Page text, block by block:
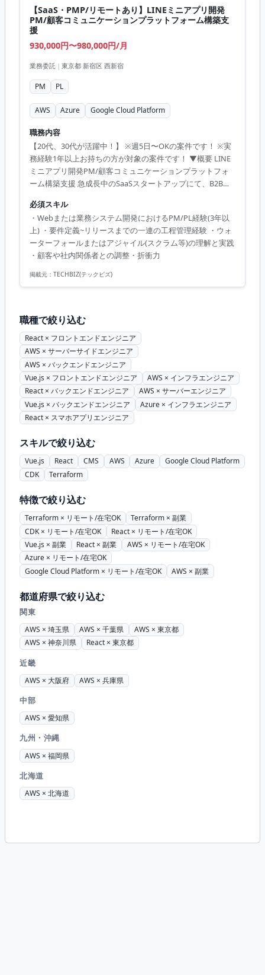
【SaaS・PMP/リモートあり】LINEミニアプリ開発
PM/顧客コミュニケーションプラットフォーム構築支
援
930,000円〜980,000円/月
業務委託 | 東京都 新宿区 西新宿
PM PL
AWS Azure Google Cloud Platform
職務内容
【20代、30代が活躍中！】 ※週5日〜OKの案件です！ ※実
務経験1年以上お持ちの方が対象の案件です！ ▼概要 LINE
ミニアプリ開発PM/顧客コミュニケーションプラットフォ
ーム構築支援 急成長中のSaaSスタートアップにて、B2B向
直下チームにて、LINEミニアプリを中心とした「受託型の
新規開発プロジェクト」を、要件定義からデリバリーまで
一気通貫でリードしていただきます。 ▼条件等 出社：週1,2
日出社/リモートあり 場所：西新宿 精算幅：140h~180h 面
談回数：1-2回 【必須スキル】 ・Webまたは業務システム
開発におけるPM/PL経験(3年以上...
必須スキル
・Webまたは業務システム開発におけるPM/PL経験(3年以
上) ・要件定義~リリースまでの一連の工程管理経験 ・ウォ
ーターフォールまたはアジャイル(スクラム等)の理解と実践
・顧客や社内関係者との調整・折衝力
掲載元： TECHBIZ(テックビズ)
職種で絞り込む
React × フロントエンドエンジニア
AWS × サーバーサイドエンジニア
AWS × バックエンドエンジニア
Vue.js × フロントエンドエンジニア
AWS × インフラエンジニア
React × バックエンドエンジニア
AWS × サーバーエンジニア
Vue.js × バックエンドエンジニア
Azure × インフラエンジニア
React × スマホアプリエンジニア
スキルで絞り込む
Vue.js React CMS AWS Azure
Google Cloud Platform
CDK
Terraform
特徴で絞り込む
Terraform × リモート/在宅OK
Terraform × 副業
CDK × リモート/在宅OK
React × リモート/在宅OK
Vue.js × 副業
React × 副業
AWS × リモート/在宅OK
Azure × リモート/在宅OK
Google Cloud Platform × リモート/在宅OK
AWS × 副業
都道府県で絞り込む
関東
AWS × 埼玉県 AWS × 千葉県
AWS × 東京都
AWS × 神奈川県
React × 東京都
近畿
AWS × 大阪府 AWS × 兵庫県
中部
AWS × 愛知県
九州・沖縄
AWS × 福岡県
北海道
AWS × 北海道